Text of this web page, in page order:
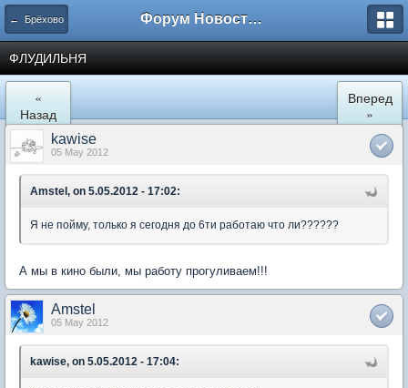
← Брёхово Форум Новостройки
ФЛУДИЛЬНЯ
«
Назад
Вперед
»
kawise
05 May 2012
Amstel, on 5.05.2012 - 17:02:
Я не пойму, только я сегодня до 6ти работаю что ли??????
А мы в кино были, мы работу прогуливаем!!!
Amstel
05 May 2012
kawise, on 5.05.2012 - 17:04: